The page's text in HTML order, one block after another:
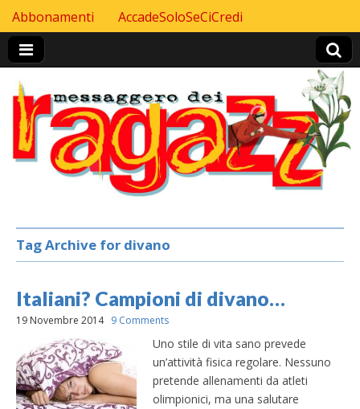
Header Top menu
Skip to content
Abbonamenti AccadeSoloSeCiCredi
Tag Archive for divano
Italiani? Campioni di divano…
19 Novembre 2014 9 Comments
Uno stile di vita sano prevede
un’attività fisica regolare. Nessuno
pretende allenamenti da atleti
olimpionici, ma una salutare